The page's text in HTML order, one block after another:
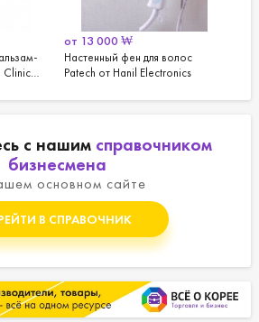
Clinic
от 13 000 ₩
Настенный фен для волос
Patech от Hanil Electronics
с нашим справочником
бизнесмена
основном сайте
В СПРАВОЧНИК